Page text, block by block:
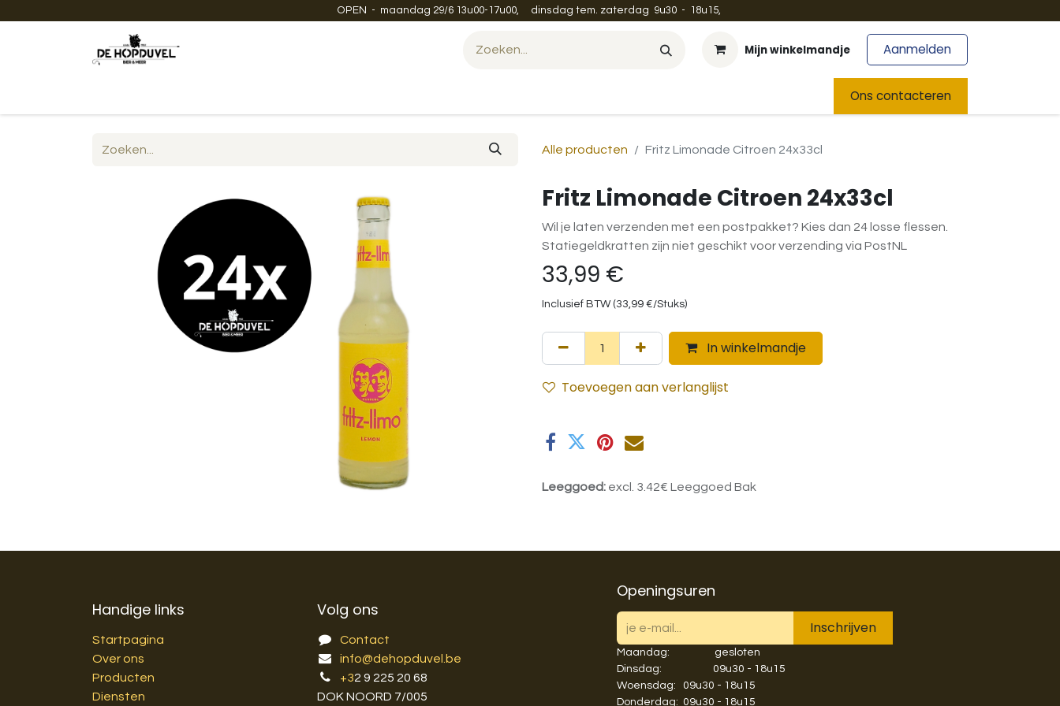
OPEN - maandag 29/6 13u00-17u00, dinsdag tem. zaterdag 9u30 - 18u15,
Mijn winkelmandje Aanmelden
Ons contacteren
Alle producten Fritz Limonade Citroen 24x33cl
Fritz Limonade Citroen 24x33cl
Wil je laten verzenden met een postpakket? Kies dan 24 losse flessen.
Statiegeldkratten zijn niet geschikt voor verzending via PostNL
33,99 €
Inclusief BTW (33,99 €/Stuks)
In winkelmandje
Toevoegen aan verlanglijst
Leeggoed: excl. 3.42€ Leeggoed Bak
Handige links
Startpagina
Over ons
Producten
Diensten
Volg ons
Contact
info@dehopduvel.be
+32 9 225 20 68
DOK NOORD 7/005
Openingsuren
Inschrijven
Maandag:
​gesloten
Dinsdag:
​​​09u30 - 18u15
Woensdag:
​​09u30 - 18u15
Donderdag: ​​09u30 - 18u15